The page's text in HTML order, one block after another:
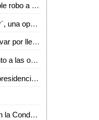
Fiscalía detiene a dos hombres por probable robo a industria
Canal Once estrenará ´La Maroma Estelar´, una opción distinta a la ´comentocracia´
´Dolor y gloria´, el sexto intento de Almodóvar por llevarse la Palma de Oro
Detiene a sujeto por probable incumplimento a las obligaciones familiares
Anuncia Cristina Kirchner que irá por vicepresidencia de Argentina
Cae "El Osmar", cabecilla de "La Unión" en la Condesa